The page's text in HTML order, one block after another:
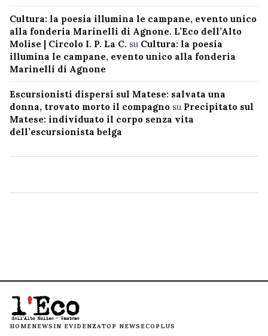
Cultura: la poesia illumina le campane, evento unico
alla fonderia Marinelli di Agnone. L’Eco dell’Alto
Molise | Circolo I. P. La C. su Cultura: la poesia
illumina le campane, evento unico alla fonderia
Marinelli di Agnone
Escursionisti dispersi sul Matese: salvata una
donna, trovato morto il compagno su Precipitato sul
Matese: individuato il corpo senza vita
dell’escursionista belga
HOMENEWS IN EVIDENZATOP NEWS ECOPLUS